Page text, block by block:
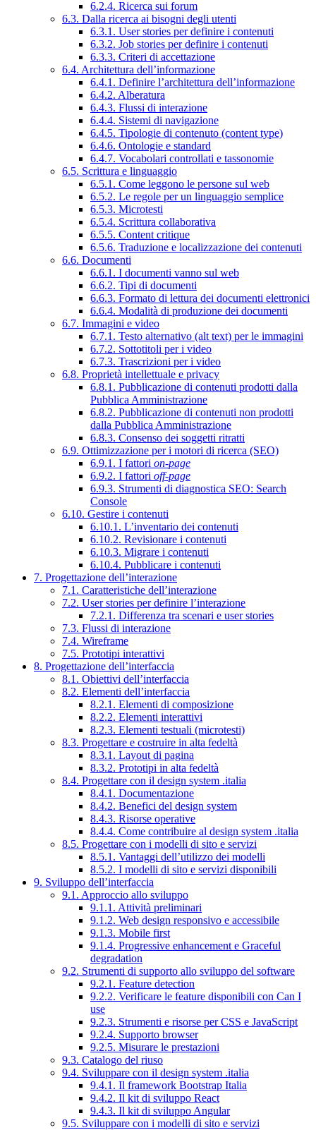
6.2.4. Ricerca sui forum
6.3. Dalla ricerca ai bisogni degli utenti
6.3.1. User stories per definire i contenuti
6.3.2. Job stories per definire i contenuti
6.3.3. Criteri di accettazione
6.4. Architettura dell’informazione
6.4.1. Definire l’architettura dell’informazione
6.4.2. Alberatura
6.4.3. Flussi di interazione
6.4.4. Sistemi di navigazione
6.4.5. Tipologie di contenuto (content type)
6.4.6. Ontologie e standard
6.4.7. Vocabolari controllati e tassonomie
6.5. Scrittura e linguaggio
6.5.1. Come leggono le persone sul web
6.5.2. Le regole per un linguaggio semplice
6.5.3. Microtesti
6.5.4. Scrittura collaborativa
6.5.5. Content critique
6.5.6. Traduzione e localizzazione dei contenuti
6.6. Documenti
6.6.1. I documenti vanno sul web
6.6.2. Tipi di documenti
6.6.3. Formato di lettura dei documenti elettronici
6.6.4. Modalità di produzione dei documenti
6.7. Immagini e video
6.7.1. Testo alternativo (alt text) per le immagini
6.7.2. Sottotitoli per i video
6.7.3. Trascrizioni per i video
6.8. Proprietà intellettuale e privacy
6.8.1. Pubblicazione di contenuti prodotti dalla
Pubblica Amministrazione
6.8.2. Pubblicazione di contenuti non prodotti
dalla Pubblica Amministrazione
6.8.3. Consenso dei soggetti ritratti
6.9. Ottimizzazione per i motori di ricerca (SEO)
6.9.1. I fattori on-page
6.9.2. I fattori off-page
6.9.3. Strumenti di diagnostica SEO: Search
Console
6.10. Gestire i contenuti
6.10.1. L’inventario dei contenuti
6.10.2. Revisionare i contenuti
6.10.3. Migrare i contenuti
6.10.4. Pubblicare i contenuti
7. Progettazione dell’interazione
7.1. Caratteristiche dell’interazione
7.2. User stories per definire l’interazione
7.2.1. Differenza tra scenari e user stories
7.3. Flussi di interazione
7.4. Wireframe
7.5. Prototipi interattivi
8. Progettazione dell’interfaccia
8.1. Obiettivi dell’interfaccia
8.2. Elementi dell’interfaccia
8.2.1. Elementi di composizione
8.2.2. Elementi interattivi
8.2.3. Elementi testuali (microtesti)
8.3. Progettare e costruire in alta fedeltà
8.3.1. Layout di pagina
8.3.2. Prototipi in alta fedeltà
8.4. Progettare con il design system .italia
8.4.1. Documentazione
8.4.2. Benefici del design system
8.4.3. Risorse operative
8.4.4. Come contribuire al design system .italia
8.5. Progettare con i modelli di sito e servizi
8.5.1. Vantaggi dell’utilizzo dei modelli
8.5.2. I modelli di sito e servizi disponibili
9. Sviluppo dell’interfaccia
9.1. Approccio allo sviluppo
9.1.1. Attività preliminari
9.1.2. Web design responsivo e accessibile
9.1.3. Mobile first
9.1.4. Progressive enhancement e Graceful
degradation
9.2. Strumenti di supporto allo sviluppo del software
9.2.1. Feature detection
9.2.2. Verificare le feature disponibili con Can I
use
9.2.3. Strumenti e risorse per CSS e JavaScript
9.2.4. Supporto browser
9.2.5. Misurare le prestazioni
9.3. Catalogo del riuso
9.4. Sviluppare con il design system .italia
9.4.1. Il framework Bootstrap Italia
9.4.2. Il kit di sviluppo React
9.4.3. Il kit di sviluppo Angular
9.5. Sviluppare con i modelli di sito e servizi